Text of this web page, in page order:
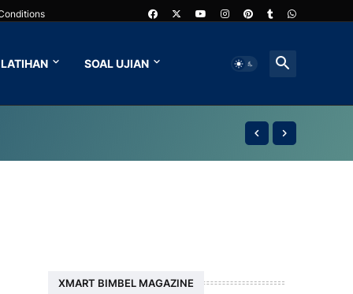
LATIHAN SOAL UJIAN
XMART BIMBEL MAGAZINE